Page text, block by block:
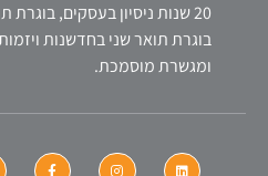
20 שנות ניסיון בעסקים,
בוגרת תואר שני בחדשנות
ומגשרת מוסמכת.